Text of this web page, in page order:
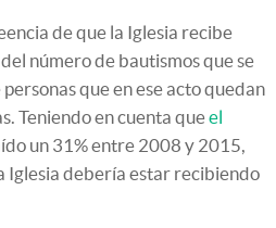
de que la Iglesia recibe
número de bautismos que se
que en ese acto quedan
Teniendo en cuenta queel
un 31% entre 2008 y 2015,
Iglesia debería estar recibiendo